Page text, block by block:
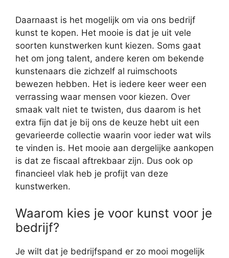
Daarnaast is het mogelijk om via ons bedrijf
kunst te kopen. Het mooie is dat je uit vele
soorten kunstwerken kunt kiezen. Soms gaat
het om jong talent, andere keren om bekende
kunstenaars die zichzelf al ruimschoots
bewezen hebben. Het is iedere keer weer een
verrassing waar mensen voor kiezen. Over
smaak valt niet te twisten, dus daarom is het
extra fijn dat je bij ons de keuze hebt uit een
gevarieerde collectie waarin voor ieder wat wils
te vinden is. Het mooie aan dergelijke aankopen
is dat ze fiscaal aftrekbaar zijn. Dus ook op
financieel vlak heb je profijt van deze
kunstwerken.
Waarom kies je voor kunst voor je
bedrijf?
Je wilt dat je bedrijfspand er zo mooi mogelijk